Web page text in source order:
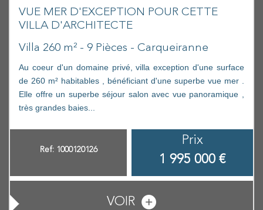
VUE MER D'EXCEPTION POUR CETTE
VILLA D'ARCHITECTE
Villa 260 m² - 9 Pièces - Carqueiranne
Au coeur d'un domaine privé, villa exception d'une surface
de 260 m² habitables , bénéficiant d'une superbe vue mer .
Elle offre un superbe séjour salon avec vue panoramique ,
très grandes baies...
Ref: 1000120126
Prix
1 995 000 €
VOIR